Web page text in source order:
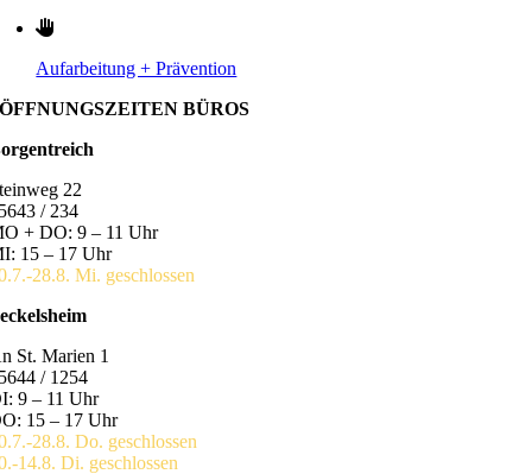
Aufarbeitung + Prävention
ÖFFNUNGSZEITEN BÜROS
22
/ 234
+ DO: 9 – 11 Uhr
15 – 17 Uhr
28.8. Mi. geschlossen
St. Marien 1
/ 1254
9 – 11 Uhr
15 – 17 Uhr
28.8. Do. geschlossen
14.8. Di. geschlossen